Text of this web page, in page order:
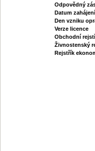
Odpovědný
Datum
Den vzniku
Verze licence
Obchodní
Živnostenský
Rejstřík